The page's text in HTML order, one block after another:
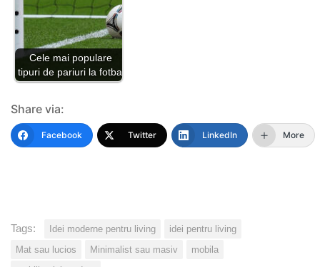
Cele mai populare
tipuri de pariuri la fotbal
Share via:
Facebook Twitter LinkedIn More
Tags: Idei moderne pentru living
idei pentru living
Mat sau lucios
Minimalist sau masiv
mobila